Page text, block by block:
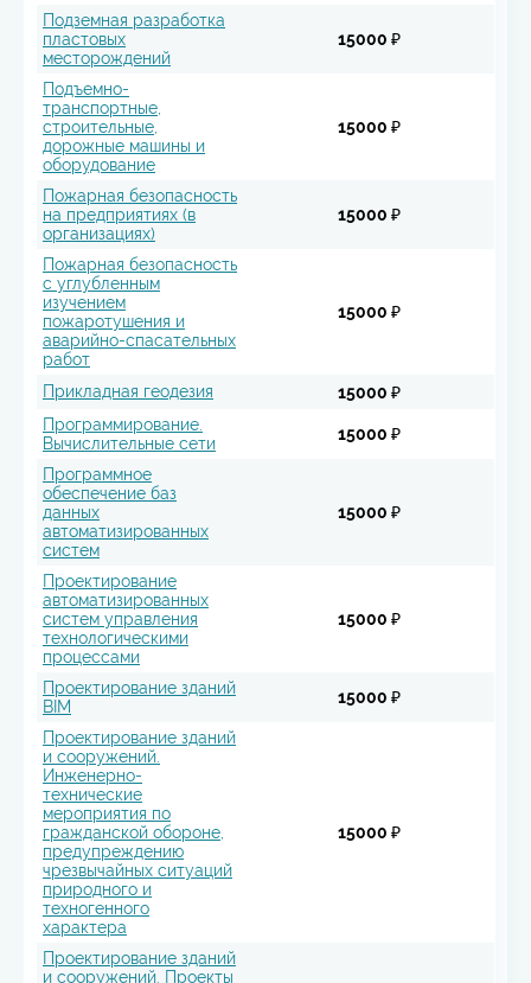
Подземная разработка
пластовых
месторождений
15000 ₽
Подъемно-
транспортные,
строительные,
дорожные машины и
оборудование
15000 ₽
Пожарная безопасность
на предприятиях (в
организациях)
15000 ₽
Пожарная безопасность
с углубленным
изучением
пожаротушения и
аварийно-спасательных
работ
15000 ₽
Прикладная геодезия
15000 ₽
Программирование.
Вычислительные сети
15000 ₽
Программное
обеспечение баз
данных
автоматизированных
систем
15000 ₽
Проектирование
автоматизированных
систем управления
технологическими
процессами
15000 ₽
Проектирование зданий
BIM
15000 ₽
Проектирование зданий
и сооружений.
Инженерно-
технические
мероприятия по
гражданской обороне,
предупреждению
чрезвычайных ситуаций
природного и
техногенного
характера
15000 ₽
Проектирование зданий
и сооружений. Проекты